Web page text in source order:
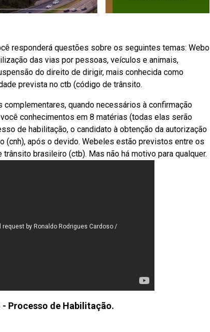
responderá questões sobre os seguintes temas: Webo
das vias por pessoas, veículos e animais,
do direito de dirigir, mais conhecida como
prevista no ctb (código de trânsito.
quando necessários à confirmação
conhecimentos em 8 matérias (todas elas serão
de habilitação, o candidato à obtenção da autorização
(cnh), após o devido. Webeles estão previstos entre os
brasileiro (ctb). Mas não há motivo para qualquer.
Processo de Habilitação.